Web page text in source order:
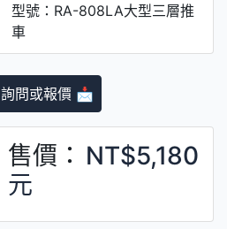
型號：RA-808LA大型三層推
車
詢問或報價 📩
售價： NT$5,180
元